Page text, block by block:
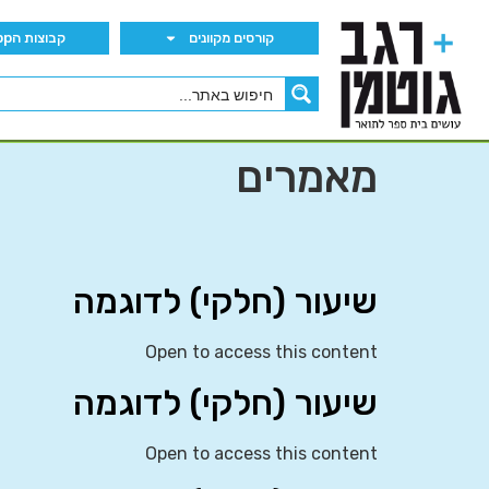
קורסים מקוונים קבוצות הWhatsApp
מאמרים
שיעור (חלקי) לדוגמה
Open to access this content
שיעור (חלקי) לדוגמה
Open to access this content